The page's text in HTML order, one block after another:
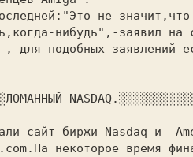
не
нибудь",-заявил на
для подобных заявлений
сайт биржи Nasdaq и
некоторое время